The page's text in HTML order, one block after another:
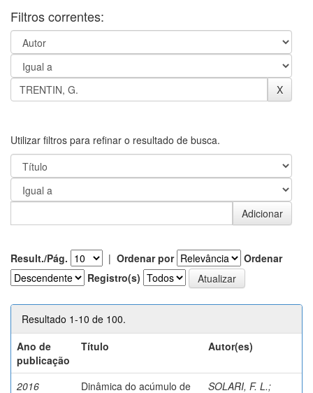
Filtros correntes:
Utilizar filtros para refinar o resultado de busca.
Result./Pág. | Ordenar por
Ordenar
Registro(s)
Resultado 1-10 de 100.
Ano de
publicação
Título Autor(es)
2016
Dinâmica do acúmulo de
SOLARI, F. L.;